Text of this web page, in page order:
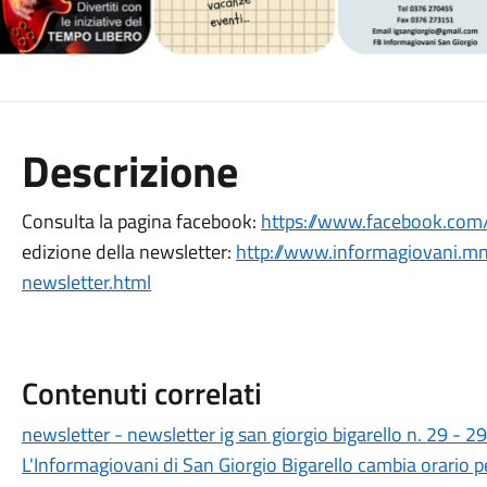
Descrizione
Consulta la pagina facebook: https://
edizione della newsletter: http://
newsletter.html
Contenuti correlati
newsletter - newsletter ig san giorgio bigarello n. 29 -
L'Informagiovani di San Giorgio Bigarello cambia orario